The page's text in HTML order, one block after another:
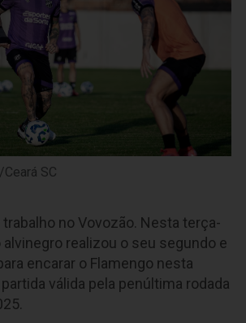
SC
no Vovozão. Nesta terça-
alvinegro realizou o seu segundo e
encarar o Flamengo nesta
válida pela penúltima rodada